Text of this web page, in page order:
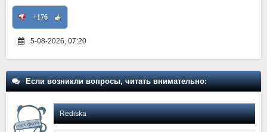
+176
5-08-2026, 07:20
Если возникли вопросы, читать внимательно:
Rediska